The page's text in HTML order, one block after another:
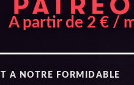
A partir de 2 € /
A NOTRE FORMIDABLE